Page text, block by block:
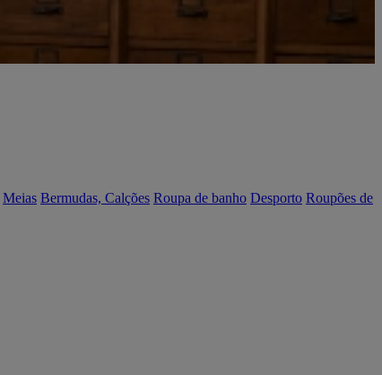
Meias Bermudas, Calções Roupa de banho Desporto Roupões de